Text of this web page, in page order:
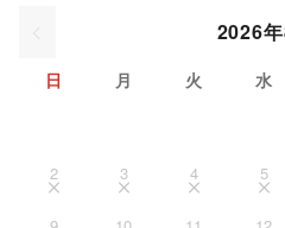
2026
日 月 火 水
2 3 4 5